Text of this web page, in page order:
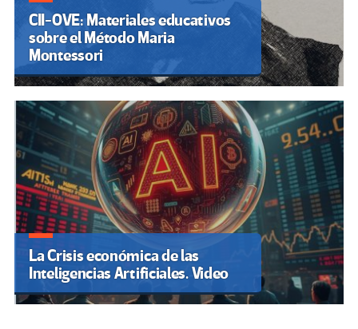
CII-OVE: Materiales educativos
sobre el Método Maria
Montessori
La Crisis económica de las
Inteligencias Artificiales. Video